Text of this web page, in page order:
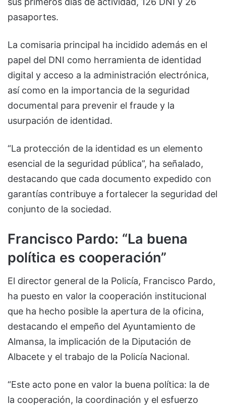
pasaportes.
La comisaria principal ha incidido además en el
papel del DNI como herramienta de identidad
digital y acceso a la administración electrónica,
así como en la importancia de la seguridad
documental para prevenir el fraude y la
usurpación de identidad.
“La protección de la identidad es un elemento
esencial de la seguridad pública”, ha señalado,
destacando que cada documento expedido con
garantías contribuye a fortalecer la seguridad del
conjunto de la sociedad.
Francisco Pardo: “La buena
política es cooperación”
El director general de la Policía, Francisco Pardo,
ha puesto en valor la cooperación institucional
que ha hecho posible la apertura de la oficina,
destacando el empeño del Ayuntamiento de
Almansa, la implicación de la Diputación de
Albacete y el trabajo de la Policía Nacional.
“Este acto pone en valor la buena política: la de
la cooperación, la coordinación y el esfuerzo